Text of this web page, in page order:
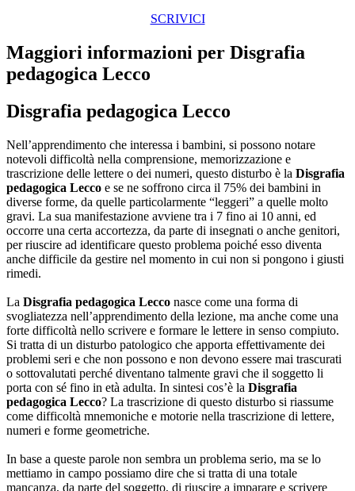
SCRIVICI
Maggiori informazioni per Disgrafia
pedagogica Lecco
Disgrafia pedagogica Lecco
Nell’apprendimento che interessa i bambini, si possono notare
notevoli difficoltà nella comprensione, memorizzazione e
trascrizione delle lettere o dei numeri, questo disturbo è la Disgrafia
pedagogica Lecco e se ne soffrono circa il 75% dei bambini in
diverse forme, da quelle particolarmente “leggeri” a quelle molto
gravi. La sua manifestazione avviene tra i 7 fino ai 10 anni, ed
occorre una certa accortezza, da parte di insegnati o anche genitori,
per riuscire ad identificare questo problema poiché esso diventa
anche difficile da gestire nel momento in cui non si pongono i giusti
rimedi.
La Disgrafia pedagogica Lecco nasce come una forma di
svogliatezza nell’apprendimento della lezione, ma anche come una
forte difficoltà nello scrivere e formare le lettere in senso compiuto.
Si tratta di un disturbo patologico che apporta effettivamente dei
problemi seri e che non possono e non devono essere mai trascurati
o sottovalutati perché diventano talmente gravi che il soggetto li
porta con sé fino in età adulta. In sintesi cos’è la Disgrafia
pedagogica Lecco? La trascrizione di questo disturbo si riassume
come difficoltà mnemoniche e motorie nella trascrizione di lettere,
numeri e forme geometriche.
In base a queste parole non sembra un problema serio, ma se lo
mettiamo in campo possiamo dire che si tratta di una totale
mancanza, da parte del soggetto, di riuscire a imparare e scrivere